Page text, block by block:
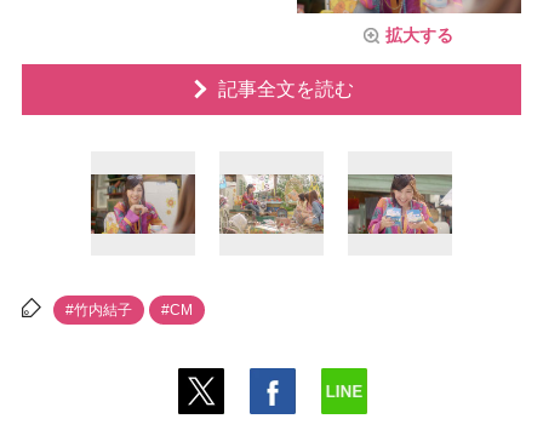
拡大する
記事全文を読む
#竹内結子 #CM